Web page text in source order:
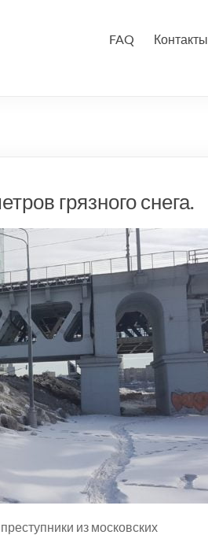
FAQ Контакты
грязного снега.
из московских